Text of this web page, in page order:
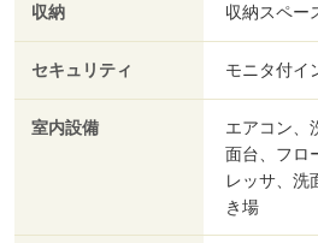
収納 収納スペー
セキュリティ モニタ付イ
室内設備
エアコン、
面台、フロ
レッサ、洗
き場